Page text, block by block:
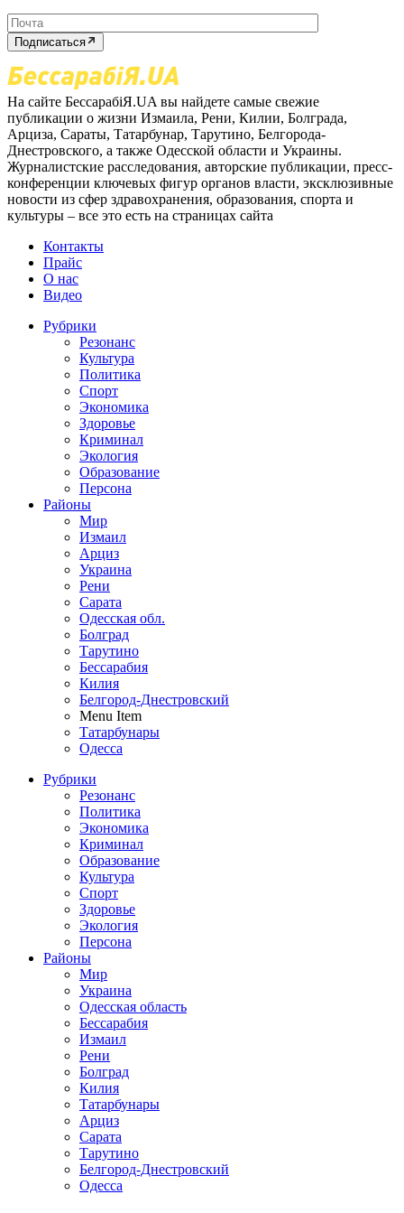
Подписаться
На сайте БессарабіЯ.UA вы найдете самые свежие
публикации о жизни Измаила, Рени, Килии, Болграда,
Арциза, Сараты, Татарбунар, Тарутино, Белгорода-
Днестровского, а также Одесской области и Украины.
Журналистские расследования, авторские публикации, пресс-
конференции ключевых фигур органов власти, эксклюзивные
новости из сфер здравохранения, образования, спорта и
культуры – все это есть на страницах сайта
Контакты
Прайс
О нас
Видео
Рубрики
Резонанс
Культура
Политика
Спорт
Экономика
Здоровье
Криминал
Экология
Образование
Персона
Районы
Мир
Измаил
Арциз
Украина
Рени
Сарата
Одесская обл.
Болград
Тарутино
Бессарабия
Килия
Белгород-Днестровский
Menu Item
Татарбунары
Одесса
Рубрики
Резонанс
Политика
Экономика
Криминал
Образование
Культура
Спорт
Здоровье
Экология
Персона
Районы
Мир
Украина
Одесская область
Бессарабия
Измаил
Рени
Болград
Килия
Татарбунары
Арциз
Сарата
Тарутино
Белгород-Днестровский
Одесса